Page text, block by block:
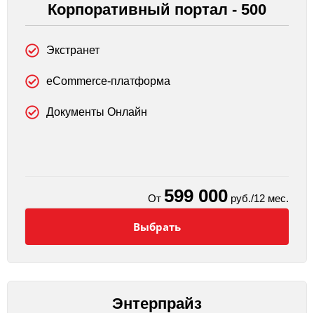
Корпоративный портал - 500
Экстранет
eCommerce-платформа
Документы Онлайн
От 599 000 руб./12 мес.
Выбрать
Энтерпрайз